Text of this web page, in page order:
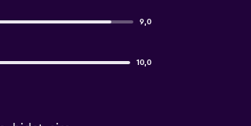
9,0
10,0